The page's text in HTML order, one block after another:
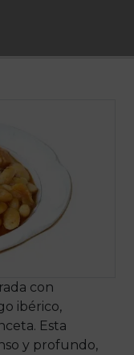
con
ibérico,
Esta
y profundo,